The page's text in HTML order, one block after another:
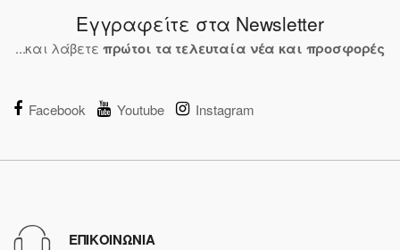
Εγγραφείτε στα Newsletter
...και λάβετε πρώτοι τα τελευταία νέα και προσφορές
Facebook Youtube Instagram
ΕΠΙΚΟΙΝΩΝΙΑ